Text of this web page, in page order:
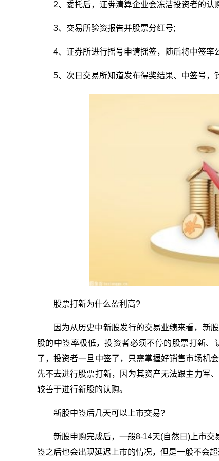
2、委托后，证劵清算企业会冻洁投资者的认
3、交易所验资报告并股票分红号;
4、证券所进行摇号申请摇签，随后将中签率
5、次日交易所知道发布得奖结果、中签号，
股票打新为什么盈利高?
因为从历史中新股发行的交易业绩来看，新
股的中签率极低，投资者必须不停的股票打新
了，投资者一旦中签了，只需掌握好销售市场机
先不去进行股票打新，因为其资产无法跟主力军
较善于进行新股的认购。
新股中签后几天可以上市交易?
新股申购完成后，一般8-14天(自然日)上市
签之后也会出现延迟上市的情况，但是一般不会超